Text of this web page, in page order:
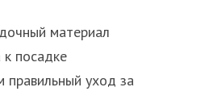
материал
посадке
правильный уход за